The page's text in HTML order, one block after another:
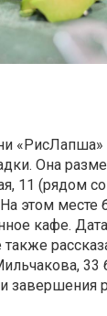
Она
11 (рядом
этом месте
кафе.
33
завершения